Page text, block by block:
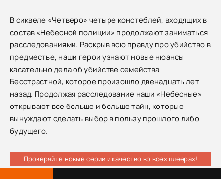
В сиквеле «Четверо» четыре констеблей, входящих в
состав «Небесной полиции» продолжают заниматься
расследованиями. Раскрыв всю правду про убийство в
предместье, наши герои узнают новые нюансы
касательно дела об убийстве семейства
Бесстрастной, которое произошло двенадцать лет
назад. Продолжая расследование наши «Небесные»
открывают все больше и больше тайн, которые
вынуждают сделать выбор в пользу прошлого либо
будущего.
Проверяйте новые серии и качество во всех плеерах!